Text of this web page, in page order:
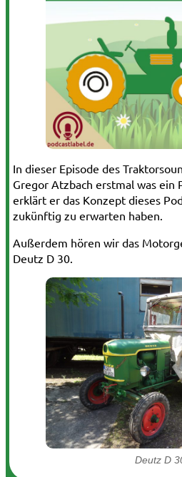
In dieser Episode des
Gregor Atzbach erstmal was ein
erklärt er das Konzept dieses
zukünftig zu erwarten haben.
Außerdem hören wir das
Deutz D 30.
Deutz D